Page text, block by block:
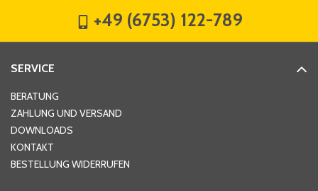
Hausnummer
+49 (6753) 122-789
SERVICE
BERATUNG
ZAHLUNG UND VERSAND
DOWNLOADS
KONTAKT
BESTELLUNG WIDERRUFEN